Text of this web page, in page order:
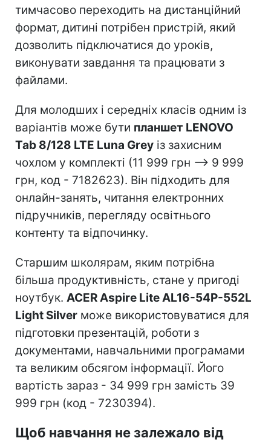
тимчасово переходить на дистанційний
формат, дитині потрібен пристрій, який
дозволить підключатися до уроків,
виконувати завдання та працювати з
файлами.
Для молодших і середніх класів одним із
варіантів може бути планшет LENOVO
Tab 8/128 LTE Luna Grey із захисним
чохлом у комплекті (11 999 грн –> 9 999
грн, код - 7182623). Він підходить для
онлайн-занять, читання електронних
підручників, перегляду освітнього
контенту та відпочинку.
Старшим школярам, яким потрібна
більша продуктивність, стане у пригоді
ноутбук. ACER Aspire Lite AL16-54P-552L
Light Silver може використовуватися для
підготовки презентацій, роботи з
документами, навчальними програмами
та великим обсягом інформації. Його
вартість зараз - 34 999 грн замість 39
999 грн (код - 7230394).
Щоб навчання не залежало від